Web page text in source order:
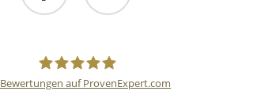
Bewertungen auf ProvenExpert.com